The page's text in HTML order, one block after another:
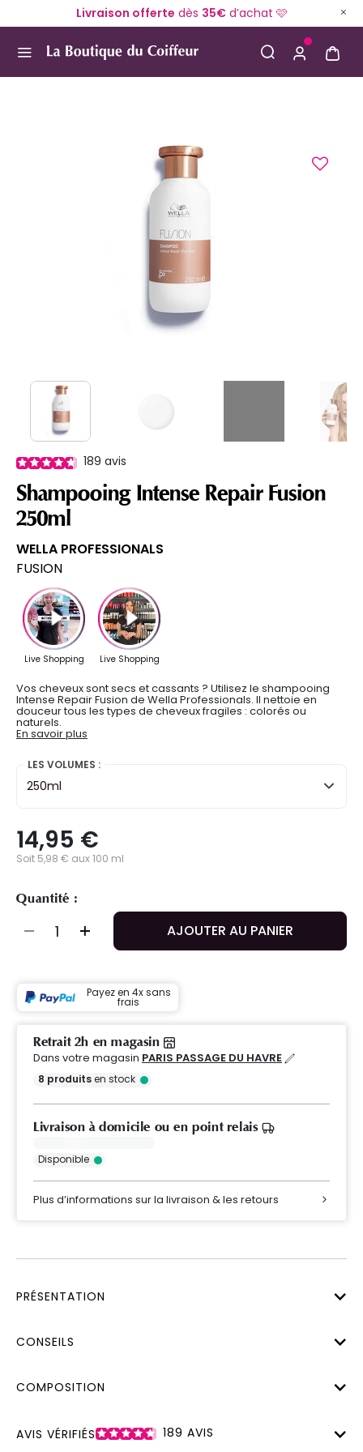
Livraison offerte dès 35€d’achat 🩷
189 avis
Shampooing Intense Repair Fusion
250ml
WELLA PROFESSIONALS
FUSION
Vos cheveux sont secs et cassants ? Utilisez le shampooing
Intense Repair Fusion de Wella Professionals. Il nettoie en
douceur tous les types de cheveux fragiles : colorés ou
naturels.
En savoir plus
LES VOLUMES :
250ml
14,95 €
Soit 5,98 € aux 100 ml
Quantité :
AJOUTER AU PANIER
Payez en 4x sans
frais
Retrait 2h en magasin
Dans votre magasin PARIS PASSAGE DU HAVRE
8 produitsen stock
Livraison à domicile ou en point relais
Disponible
Plus d’informations sur la livraison & les retours
PRÉSENTATION
CONSEILS
COMPOSITION
AVIS VÉRIFIÉS 189 AVIS